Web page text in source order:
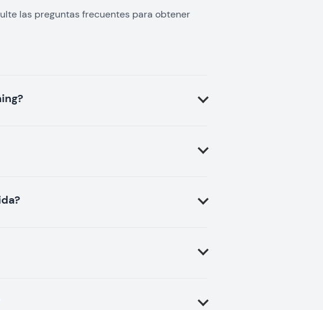
las preguntas frecuentes para obtener